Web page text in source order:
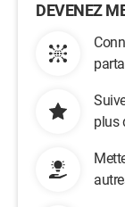
DEVENEZ
plus